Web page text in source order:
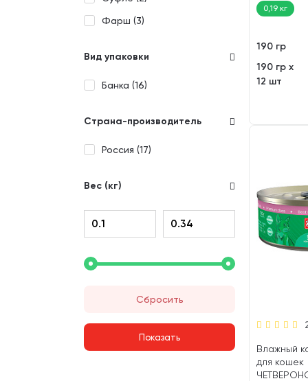
Фарш (3)
Вид упаковки
Банка (16)
Страна-производитель
Россия (17)
Вес (кг)
Сбросить
(190 гр)
0,19 кг
190 гр
190 гр х
12 шт
Влажный
для кошек